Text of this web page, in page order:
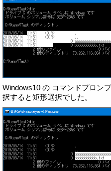
Windows10 の コマンドプロン
択すると矩形選択でした。